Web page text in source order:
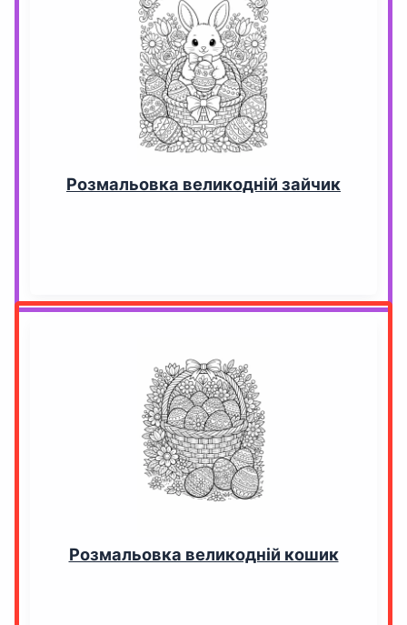
Розмальовка великодній зайчик
Розмальовка великодній кошик